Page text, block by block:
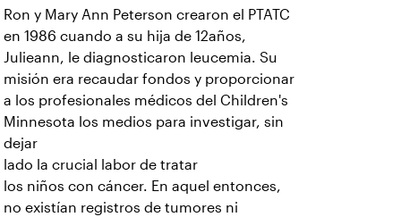
Ron y Mary Ann Peterson crearon el PTATC
en 1986 cuando a su hija de 12años,
Julieann, le diagnosticaron leucemia. Su
misión era recaudar fondos y proporcionar
a los profesionales médicos del Children's
Minnesota los medios para investigar, sin
dejar
lado la crucial labor de tratar
los niños con cáncer. En aquel entonces,
no existían registros de tumores ni